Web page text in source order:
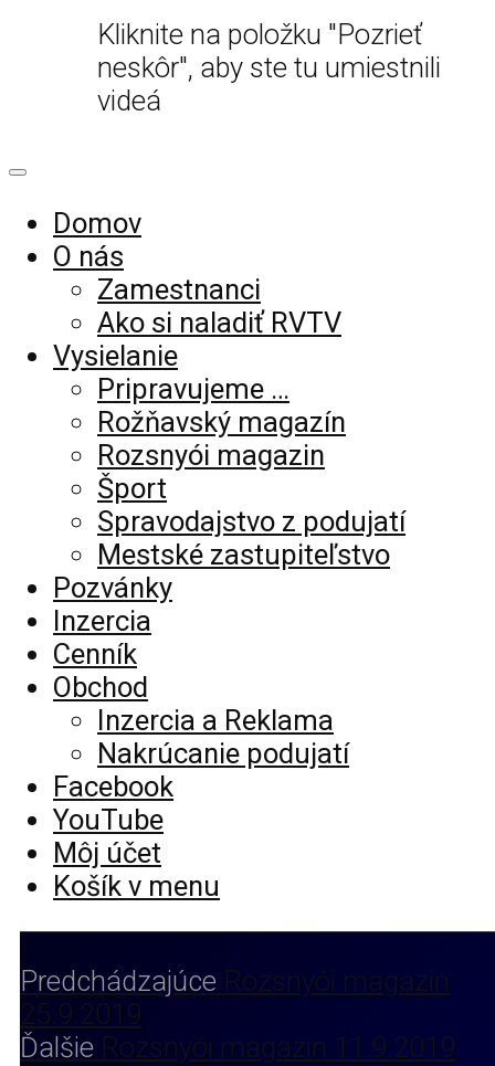
Kliknite na položku "Pozrieť
neskôr", aby ste tu umiestnili
videá
Domov
O nás
Zamestnanci
Ako si naladiť RVTV
Vysielanie
Pripravujeme …
Rožňavský magazín
Rozsnyói magazin
Šport
Spravodajstvo z podujatí
Mestské zastupiteľstvo
Pozvánky
Inzercia
Cenník
Obchod
Inzercia a Reklama
Nakrúcanie podujatí
Facebook
YouTube
Môj účet
Košík v menu
Predchádzajúce Rozsnyói magazin
Ďalšie
Rozsnyói magazin 11.9.2019